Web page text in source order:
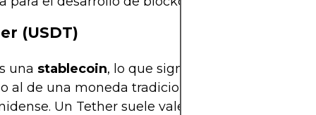
(USDT)
una stablecoin, lo que significa que su valor
al de una moneda tradicional, en este caso, el
Un Tether suele valer 1 $, lo que lo hace